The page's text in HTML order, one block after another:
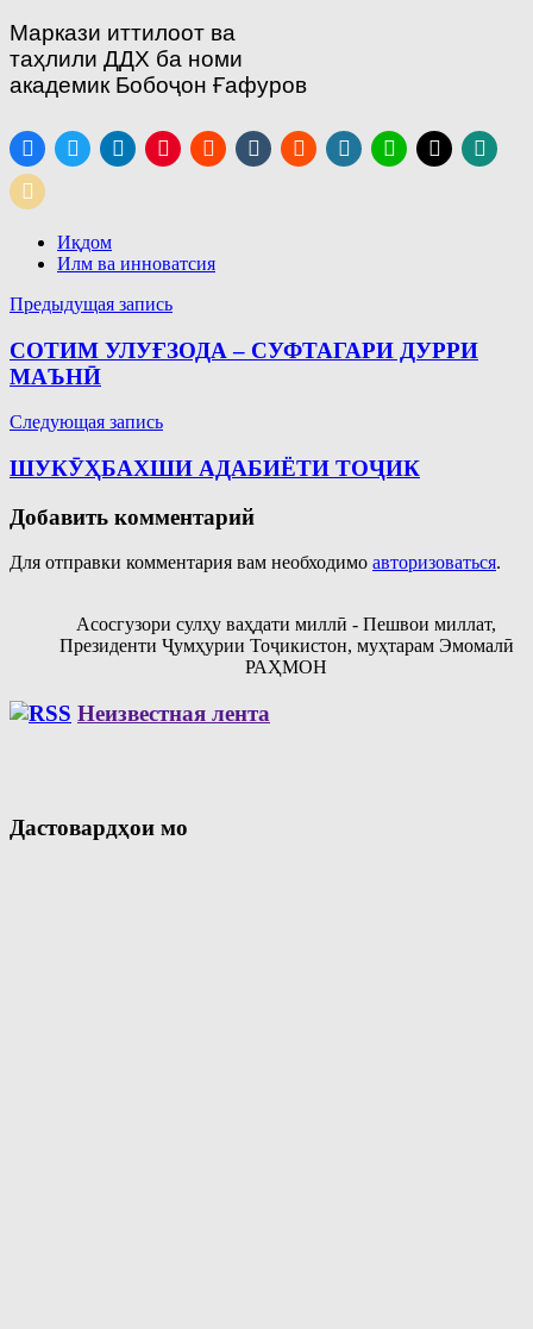
Маркази иттилоот ва
таҳлили ДДХ ба номи
академик Бобоҷон Ғафуров
Иқдом
Илм ва инноватсия
Навигация
по
записям
Предыдущая запись
СОТИМ УЛУҒЗОДА – СУФТАГАРИ ДУРРИ
МАЪНӢ
Следующая запись
ШУКӮҲБАХШИ АДАБИЁТИ ТОҶИК
Добавить комментарий
Для отправки комментария вам необходимо авторизоваться.
Асосгузори сулҳу ваҳдати миллӣ - Пешвои миллат,
Президенти Ҷумҳурии Тоҷикистон, муҳтарам Эмомалӣ
РАҲМОН
Неизвестная лента
Дастовардҳои мо